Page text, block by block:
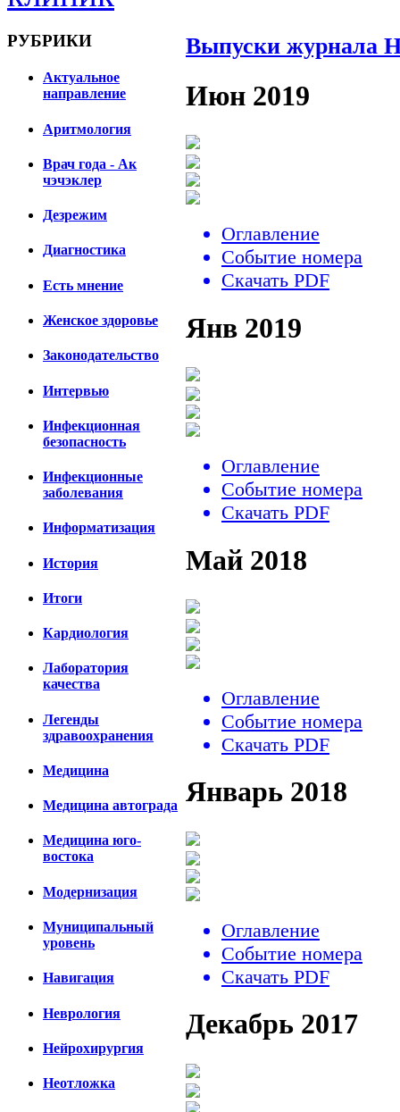
РУБРИКИ
Актуальное
направление
Аритмология
Врач года - Ак
чэчэклер
Дезрежим
Диагностика
Есть мнение
Женское здоровье
Законодательство
Интервью
Инфекционная
безопасность
Инфекционные
заболевания
Информатизация
История
Итоги
Кардиология
Лаборатория
качества
Легенды
здравоохранения
Медицина
Медицина автограда
Медицина юго-
востока
Модернизация
Муниципальный
уровень
Навигация
Неврология
Нейрохирургия
Неотложка
Выпуски журнала
Июн 2019
Оглавление
Событие номера
Скачать PDF
Янв 2019
Оглавление
Событие номера
Скачать PDF
Май 2018
Оглавление
Событие номера
Скачать PDF
Январь 2018
Оглавление
Событие номера
Скачать PDF
Декабрь 2017